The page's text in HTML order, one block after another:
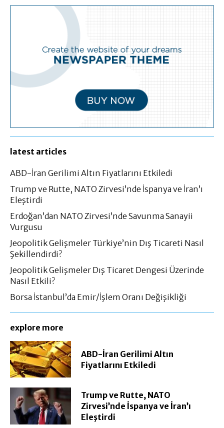
latest articles
ABD-İran Gerilimi Altın Fiyatlarını Etkiledi
Trump ve Rutte, NATO Zirvesi’nde İspanya ve İran’ı
Eleştirdi
Erdoğan’dan NATO Zirvesi’nde Savunma Sanayii
Vurgusu
Jeopolitik Gelişmeler Türkiye’nin Dış Ticareti Nasıl
Şekillendirdi?
Jeopolitik Gelişmeler Dış Ticaret Dengesi Üzerinde
Nasıl Etkili?
Borsa İstanbul’da Emir/İşlem Oranı Değişikliği
explore more
ABD-İran Gerilimi Altın
Fiyatlarını Etkiledi
Trump ve Rutte, NATO
Zirvesi’nde İspanya ve İran’ı
Eleştirdi